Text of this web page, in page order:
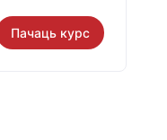
Пачаць курс